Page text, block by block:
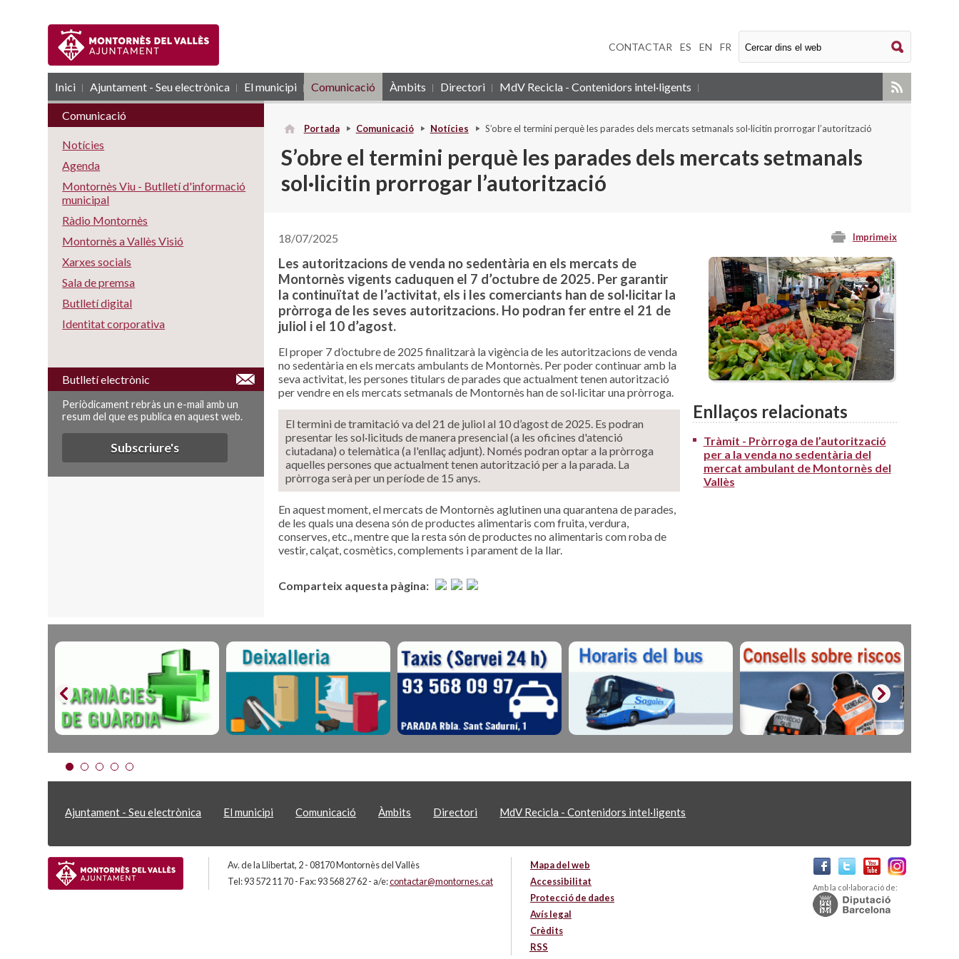
CONTACTAR ES EN FR
Inici Ajuntament - Seu electrònica El municipi Comunicació Àmbits Directori MdV Recicla - Contenidors intel·ligents
RSS
Portada Comunicació Notícies S’obre el termini perquè les parades dels mercats setmanals sol·licitin prorrogar l’autorització
S’obre el termini perquè les parades dels mercats setmanals
sol·licitin prorrogar l’autorització
Imprimeix
18/07/2025
Les autoritzacions de venda no sedentària en els mercats de
Montornès vigents caduquen el 7 d’octubre de 2025. Per garantir
la continuïtat de l’activitat, els i les comerciants han de sol·licitar la
pròrroga de les seves autoritzacions. Ho podran fer entre el 21 de
juliol i el 10 d’agost.
El proper 7 d’octubre de 2025 finalitzarà la vigència de les autoritzacions de venda
no sedentària en els mercats ambulants de Montornès. Per poder continuar amb la
seva activitat, les persones titulars de parades que actualment tenen autorització
per vendre en els mercats setmanals de Montornès han de sol·licitar una pròrroga.
El termini de tramitació va del 21 de juliol al 10 d’agost de 2025. Es podran
presentar les sol·licituds de manera presencial (a les oficines d'atenció
ciutadana) o telemàtica (a l'enllaç adjunt). Només podran optar a la pròrroga
aquelles persones que actualment tenen autorització per a la parada. La
pròrroga serà per un període de 15 anys.
En aquest moment, el mercats de Montornès aglutinen una quarantena de parades,
de les quals una desena són de productes alimentaris com fruita, verdura,
conserves, etc., mentre que la resta són de productes no alimentaris com roba de
vestir, calçat, cosmètics, complements i parament de la llar.
Enllaços relacionats
Tràmit - Pròrroga de l’autorització
per a la venda no sedentària del
mercat ambulant de Montornès del
Vallès
Comparteix aquesta pàgina:
Comunicació
Notícies
Agenda
Montornès Viu - Butlletí d'informació
municipal
Ràdio Montornès
Montornès a Vallès Visió
Xarxes socials
Sala de premsa
Butlletí digital
Identitat corporativa
Butlletí electrònic
Periòdicament rebràs un e-mail amb un
resum del que es publica en aquest web.
Subscriure's
Ajuntament - Seu electrònica El municipi Comunicació Àmbits Directori MdV Recicla - Contenidors intel·ligents
Av. de la Llibertat, 2 - 08170 Montornès del Vallès
Tel: 93 572 11 70 - Fax: 93 568 27 62 - a/e:contactar@montornes.cat
Mapa del web
Accessibilitat
Protecció de dades
Avís legal
Crèdits
RSS
Amb la col·laboració de: